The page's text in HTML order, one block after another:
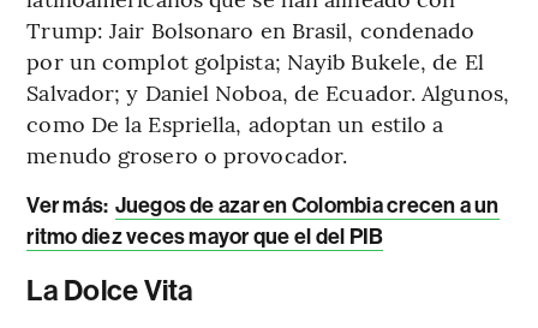
Trump: Jair Bolsonaro en Brasil, condenado
por un complot golpista; Nayib Bukele, de El
Salvador; y Daniel Noboa, de Ecuador. Algunos,
como De la Espriella, adoptan un estilo a
menudo grosero o provocador.
Ver más: Juegos de azar en Colombia crecen a un
ritmo diez veces mayor que el del PIB
La Dolce Vita